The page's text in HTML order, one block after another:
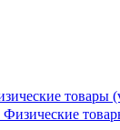
товары
Физические